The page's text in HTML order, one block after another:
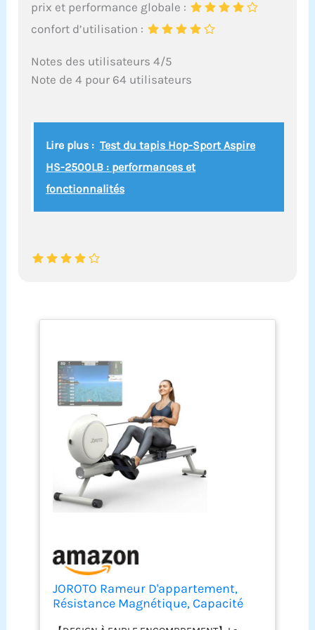
prix et performance globale :
confort d’utilisation :
Notes des utilisateurs 4/5
Note de 4 pour 64 utilisateurs
Lire plus : Test du tapis Hop-Sport Aspire
HS-2500LB : performances et
fonctionnalités
JOROTO Rameur D'appartement,
Résistance Magnétique, Capacité